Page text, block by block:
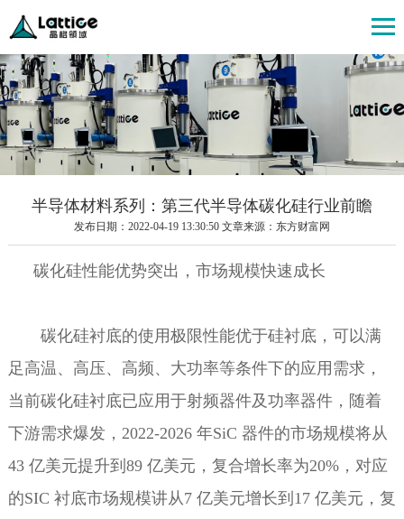
半导体材料系列：第三代半导体碳化硅行业前瞻
发布日期：2022-04-19 13:30:50 文章来源：东方财富网
碳化硅性能优势突出，市场规模快速成长
碳化硅衬底的使用极限性能优于硅衬底，可以满
足高温、高压、高频、大功率等条件下的应用需求，
当前碳化硅衬底已应用于射频器件及功率器件，随着
下游需求爆发，2022-2026 年SiC 器件的市场规模将从
43 亿美元提升到89 亿美元，复合增长率为20%，对应
的SIC 衬底市场规模讲从7 亿美元增长到17 亿美元，复